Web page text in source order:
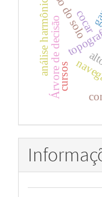
uso do solo
Árvore de decisão
análise harmônica cocar
cursos